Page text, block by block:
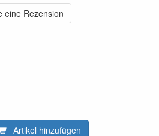
eine Rezension
Artikel hinzufügen